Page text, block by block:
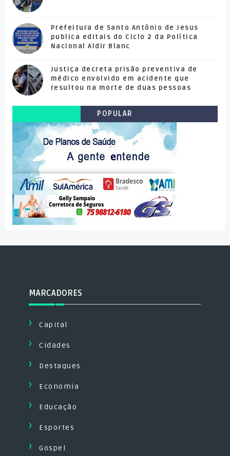
Prefeitura de Santo Antônio de Jesus
publica editais do Ciclo 2 da Política
Nacional Aldir Blanc
Justiça decreta prisão preventiva de
médico envolvido em acidente que
resultou na morte de duas pessoas
POPULAR
MARCADORES
Capital
Cidades
Destaques
Economia
Educação
Esportes
Gospel